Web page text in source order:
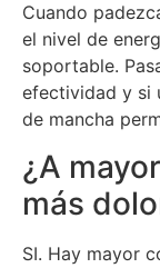
Cuando
el nivel de
soportable.
efectividad y si
de mancha
¿A
más
SI. Hay mayor